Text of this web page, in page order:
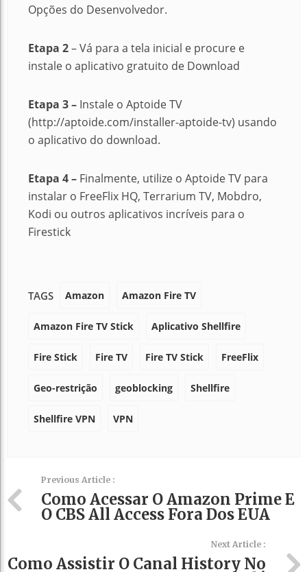
Opções do Desenvolvedor.
Etapa 2– Vá para a tela inicial e procure e
instale o aplicativo gratuito de Download
Etapa 3 – Instale o Aptoide TV
(http://aptoide.com/installer-aptoide-tv) usando
o aplicativo do download.
Etapa 4 – Finalmente, utilize o Aptoide TV para
instalar o FreeFlix HQ, Terrarium TV, Mobdro,
Kodi ou outros aplicativos incríveis para o
Firestick
TAGS Amazon Amazon Fire TV
Amazon Fire TV Stick Aplicativo Shellfire
Fire Stick Fire TV Fire TV Stick FreeFlix
Geo-restrição geoblocking Shellfire
Shellfire VPN VPN
Previous Article :
Como Acessar O Amazon Prime E
O CBS All Access Fora Dos EUA
Next Article :
Como Assistir O Canal History No